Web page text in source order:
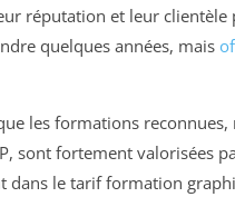
réputation et leur
quelques années, mais
les formations
sont fortement valorisées
dans le tarif formation